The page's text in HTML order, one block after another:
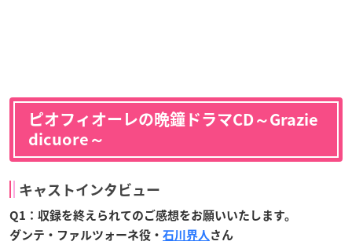
ピオフィオーレの晩鐘 ドラマCD ～ Grazie
dicuore ～
キャストインタビュー
Q1 ：収録を終えられてのご感想をお願いいたします。
ダンテ・ファルツォーネ役・ 石川界人 さん